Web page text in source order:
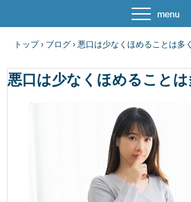
トップ › ブログ › 悪口は少なくほめることは多
悪口は少なくほめること